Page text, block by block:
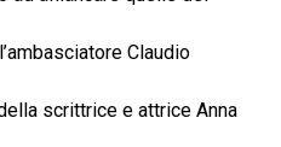
Claudio
scrittrice e attrice Anna